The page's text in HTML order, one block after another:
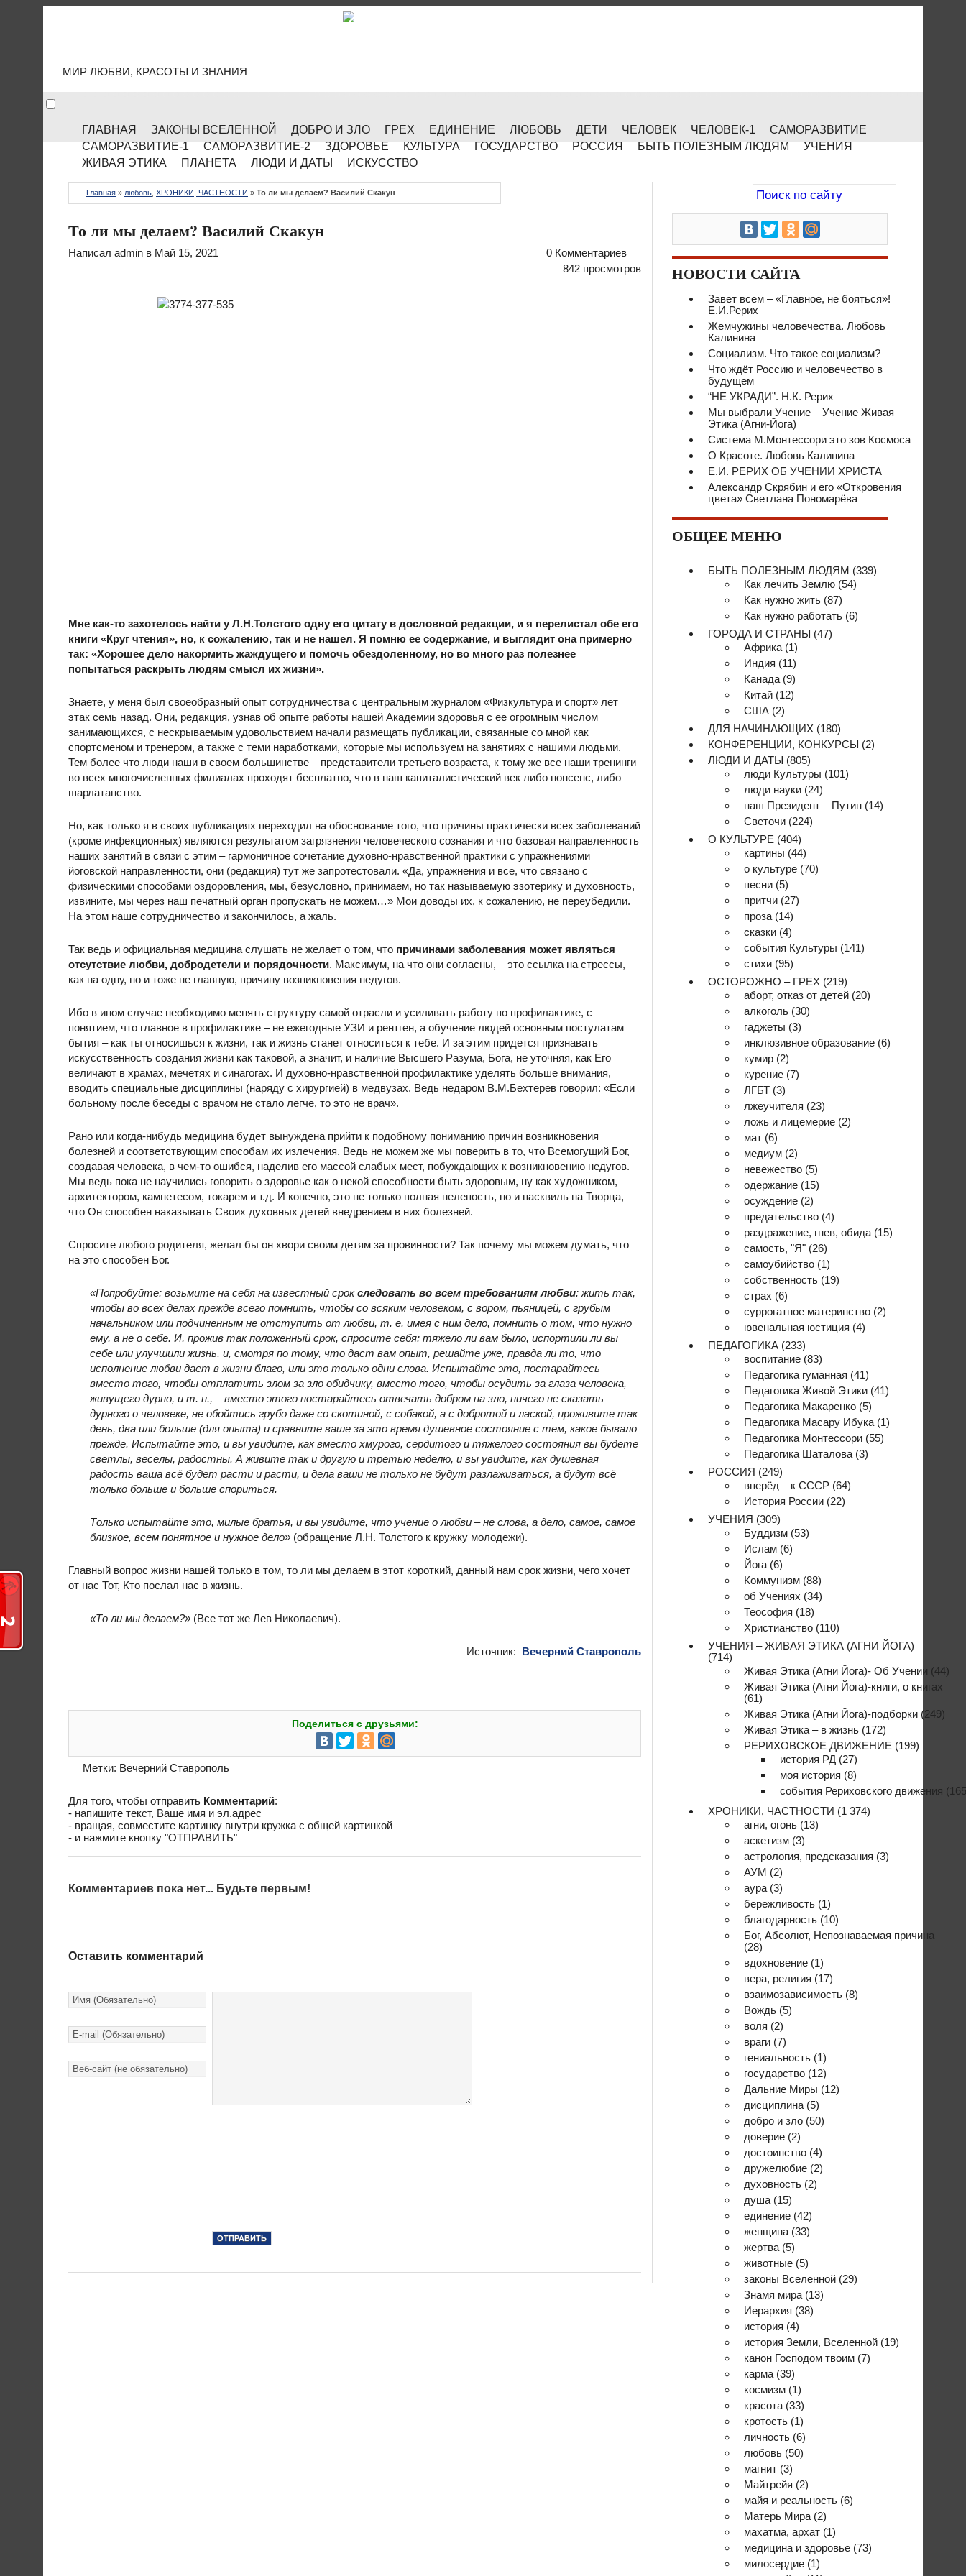
МИР ЛЮБВИ, КРАСОТЫ И ЗНАНИЯ
ГЛАВНАЯ ЗАКОНЫ ВСЕЛЕННОЙ ДОБРО И ЗЛО ГРЕХ ЕДИНЕНИЕ ЛЮБОВЬ ДЕТИ ЧЕЛОВЕК ЧЕЛОВЕК-1
САМОРАЗВИТИЕ
САМОРАЗВИТИЕ-1
САМОРАЗВИТИЕ-2 ЗДОРОВЬЕ КУЛЬТУРА ГОСУДАРСТВО РОССИЯ БЫТЬ ПОЛЕЗНЫМ ЛЮДЯМ
УЧЕНИЯ
ЖИВАЯ ЭТИКА
ПЛАНЕТА ЛЮДИ И ДАТЫ ИСКУССТВО
Главная » любовь ХРОНИКИ, ЧАСТНОСТИ » То ли мы делаем? Василий Скакун
То ли мы делаем? Василий Скакун
Написал admin в Май 15, 2021
0 Комментариев
842 просмотров
Мне как-то захотелось найти у Л.Н.Толстого одну его цитату в дословной редакции, и я перелистал обе его
книги «Круг чтения», но, к сожалению, так и не нашел. Я помню ее содержание, и выглядит она примерно
так: «Хорошее дело накормить жаждущего и помочь обездоленному, но во много раз полезнее
попытаться раскрыть людям смысл их жизни».
Знаете, у меня был своеобразный опыт сотрудничества с центральным журналом «Физкультура и спорт» лет
этак семь назад. Они, редакция, узнав об опыте работы нашей Академии здоровья с ее огромным числом
занимающихся, с нескрываемым удовольствием начали размещать публикации, связанные со мной как
спортсменом и тренером, а также с теми наработками, которые мы используем на занятиях с нашими людьми.
Тем более что люди наши в своем большинстве – представители третьего возраста, к тому же все наши тренинги
во всех многочисленных филиалах проходят бесплатно, что в наш капиталистический век либо нонсенс, либо
шарлатанство.
Но, как только я в своих публикациях переходил на обоснование того, что причины практически всех заболеваний
(кроме инфекционных) являются результатом загрязнения человеческого сознания и что базовая направленность
наших занятий в связи с этим – гармоничное сочетание духовно-нравственной практики с упражнениями
йоговской направленности, они (редакция) тут же запротестовали. «Да, упражнения и все, что связано с
физическими способами оздоровления, мы, безусловно, принимаем, но так называемую эзотерику и духовность,
извините, мы через наш печатный орган пропускать не можем…» Мои доводы их, к сожалению, не переубедили.
На этом наше сотрудничество и закончилось, а жаль.
Так ведь и официальная медицина слушать не желает о том, что причинами заболевания может являться
отсутствие любви, добродетели и порядочности. Максимум, на что они согласны, – это ссылка на стрессы,
как на одну, но и тоже не главную, причину возникновения недугов.
Ибо в ином случае необходимо менять структуру самой отрасли и усиливать работу по профилактике, с
понятием, что главное в профилактике – не ежегодные УЗИ и рентген, а обучение людей основным постулатам
бытия – как ты относишься к жизни, так и жизнь станет относиться к тебе. И за этим придется признавать
искусственность создания жизни как таковой, а значит, и наличие Высшего Разума, Бога, не уточняя, как Его
величают в храмах, мечетях и синагогах. И духовно-нравственной профилактике уделять больше внимания,
вводить специальные дисциплины (наряду с хирургией) в медвузах. Ведь недаром В.М.Бехтерев говорил: «Если
больному после беседы с врачом не стало легче, то это не врач».
Рано или когда-нибудь медицина будет вынуждена прийти к подобному пониманию причин возникновения
болезней и соответствующим способам их излечения. Ведь не можем же мы поверить в то, что Всемогущий Бог,
создавая человека, в чем-то ошибся, наделив его массой слабых мест, побуждающих к возникновению недугов.
Мы ведь пока не научились говорить о здоровье как о некой способности быть здоровым, ну как художником,
архитектором, камнетесом, токарем и т.д. И конечно, это не только полная нелепость, но и пасквиль на Творца,
что Он способен наказывать Своих духовных детей внедрением в них болезней.
Спросите любого родителя, желал бы он хвори своим детям за провинности? Так почему мы можем думать, что
на это способен Бог.
«Попробуйте: возьмите на себя на известный срокследовать во всем требованиям любви: жить так,
чтобы во всех делах прежде всего помнить, чтобы со всяким человеком, с вором, пьяницей, с грубым
начальником или подчиненным не отступить от любви, т. е. имея с ним дело, помнить о том, что нужно
ему, а не о себе. И, прожив так положенный срок, спросите себя: тяжело ли вам было, испортили ли вы
себе или улучшили жизнь, и, смотря по тому, что даст вам опыт, решайте уже, правда ли то, что
исполнение любви дает в жизни благо, или это только одни слова. Испытайте это, постарайтесь
вместо того, чтобы отплатить злом за зло обидчику, вместо того, чтобы осудить за глаза человека,
живущего дурно, и т. п., – вместо этого постарайтесь отвечать добром на зло, ничего не сказать
дурного о человеке, не обойтись грубо даже со скотиной, с собакой, а с добротой и лаской, проживите так
день, два или больше (для опыта) и сравните ваше за это время душевное состояние с тем, какое бывало
прежде. Испытайте это, и вы увидите, как вместо хмурого, сердитого и тяжелого состояния вы будете
светлы, веселы, радостны. А живите так и другую и третью неделю, и вы увидите, как душевная
радость ваша всё будет расти и расти, и дела ваши не только не будут разлаживаться, а будут всё
только больше и больше спориться.
Только испытайте это, милые братья, и вы увидите, что учение о любви – не слова, а дело, самое, самое
близкое, всем понятное и нужное дело» (обращение Л.Н. Толстого к кружку молодежи).
Главный вопрос жизни нашей только в том, то ли мы делаем в этот короткий, данный нам срок жизни, чего хочет
от нас Тот, Кто послал нас в жизнь.
«То ли мы делаем?» (Все тот же Лев Николаевич).
Источник: Вечерний Ставрополь
Поделиться с друзьями:
Метки: Вечерний Ставрополь
Для того, чтобы отправить Комментарий:
- напишите текст, Ваше имя и эл.адрес
- вращая, совместите картинку внутри кружка с общей картинкой
- и нажмите кнопку "ОТПРАВИТЬ"
Комментариев пока нет... Будьте первым!
Оставить комментарий
НОВОСТИ САЙТА
Завет всем – «Главное, не бояться»!
Е.И.Рерих
Жемчужины человечества. Любовь
Калинина
Социализм. Что такое социализм?
Что ждёт Россию и человечество в
будущем
“НЕ УКРАДИ”. Н.К. Рерих
Мы выбрали Учение – Учение Живая
Этика (Агни-Йога)
Система М.Монтессори это зов Космоса
О Красоте. Любовь Калинина
Е.И. РЕРИХ ОБ УЧЕНИИ ХРИСТА
Александр Скрябин и его «Откровения
цвета» Светлана Пономарёва
ОБЩЕЕ МЕНЮ
БЫТЬ ПОЛЕЗНЫМ ЛЮДЯМ (339)
Как лечить Землю (54)
Как нужно жить (87)
Как нужно работать (6)
ГОРОДА И СТРАНЫ (47)
Африка (1)
Индия (11)
Канада (9)
Китай (12)
США (2)
ДЛЯ НАЧИНАЮЩИХ (180)
КОНФЕРЕНЦИИ, КОНКУРСЫ (2)
ЛЮДИ И ДАТЫ (805)
люди Культуры (101)
люди науки (24)
наш Президент – Путин (14)
Светочи (224)
О КУЛЬТУРЕ (404)
картины (44)
о культуре (70)
песни (5)
притчи (27)
проза (14)
сказки (4)
события Культуры (141)
стихи (95)
ОСТОРОЖНО – ГРЕХ (219)
аборт, отказ от детей (20)
алкоголь (30)
гаджеты (3)
инклюзивное образование (6)
кумир (2)
курение (7)
ЛГБТ (3)
лжеучителя (23)
ложь и лицемерие (2)
мат (6)
медиум (2)
невежество (5)
одержание (15)
осуждение (2)
предательство (4)
раздражение, гнев, обида (15)
самость, "Я" (26)
самоубийство (1)
собственность (19)
страх (6)
суррогатное материнство (2)
ювенальная юстиция (4)
ПЕДАГОГИКА (233)
воспитание (83)
Педагогика гуманная (41)
Педагогика Живой Этики (41)
Педагогика Макаренко (5)
Педагогика Масару Ибука (1)
Педагогика Монтессори (55)
Педагогика Шаталова (3)
РОССИЯ (249)
вперёд – к СССР (64)
История России (22)
УЧЕНИЯ (309)
Буддизм (53)
Ислам (6)
Йога (6)
Коммунизм (88)
об Учениях (34)
Теософия (18)
Христианство (110)
УЧЕНИЯ – ЖИВАЯ ЭТИКА (АГНИ ЙОГА)
(714)
Живая Этика (Агни Йога)- Об Учении (44)
Живая Этика (Агни Йога)-книги, о книгах
(61)
Живая Этика (Агни Йога)-подборки (249)
Живая Этика – в жизнь (172)
РЕРИХОВСКОЕ ДВИЖЕНИЕ (199)
история РД (27)
моя история (8)
события Рериховского движения
ХРОНИКИ, ЧАСТНОСТИ (1 374)
агни, огонь (13)
аскетизм (3)
астрология, предсказания (3)
АУМ (2)
аура (3)
бережливость (1)
благодарность (10)
Бог, Абсолют, Непознаваемая причина
(28)
вдохновение (1)
вера, религия (17)
взаимозависимость (8)
Вождь (5)
воля (2)
враги (7)
гениальность (1)
государство (12)
Дальние Миры (12)
дисциплина (5)
добро и зло (50)
доверие (2)
достоинство (4)
дружелюбие (2)
духовность (2)
душа (15)
единение (42)
женщина (33)
жертва (5)
животные (5)
законы Вселенной (29)
Знамя мира (13)
Иерархия (38)
история (4)
история Земли, Вселенной (19)
канон Господом твоим (7)
карма (39)
космизм (1)
красота (33)
кротость (1)
личность (6)
любовь (50)
магнит (3)
Майтрейя (2)
майя и реальность (6)
Матерь Мира (2)
махатма, архат (1)
медицина и здоровье (73)
милосердие (1)